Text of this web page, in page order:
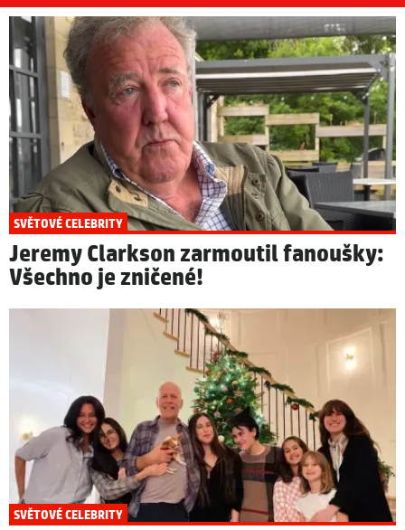
SVĚTOVÉ CELEBRITY
Jeremy Clarkson zarmoutil fanoušky:
Všechno je zničené!
SVĚTOVÉ CELEBRITY